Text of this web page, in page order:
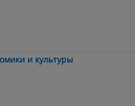
и культуры